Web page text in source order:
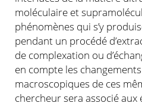
moléculaire et
phénomènes qui s’y
pendant un procédé
de complexation ou
en compte les
macroscopiques de ces
chercheur sera associé